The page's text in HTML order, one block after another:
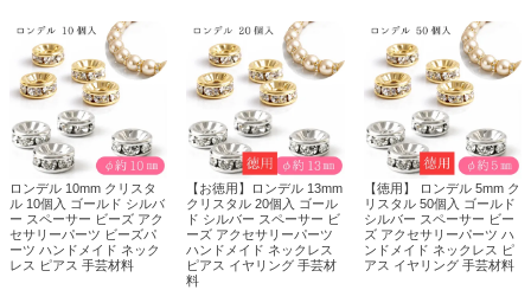
ロンデル 10mm クリスタ
ル 10個入 ゴールド シルバ
ー スペーサー ビーズ アク
セサリーパーツ ビーズパ
ーツ ハンドメイド ネック
レス ピアス 手芸材料
【お徳用】ロンデル 13mm
クリスタル 20個入 ゴール
ド シルバー スペーサー ビ
ーズ アクセサリーパーツ
ハンドメイド ネックレス
ピアス イヤリング 手芸材
料
【徳用】 ロンデル 5mm ク
リスタル 50個入 ゴールド
シルバー スペーサー ビー
ズ アクセサリーパーツ ハ
ンドメイド ネックレス ピ
アス イヤリング 手芸材料